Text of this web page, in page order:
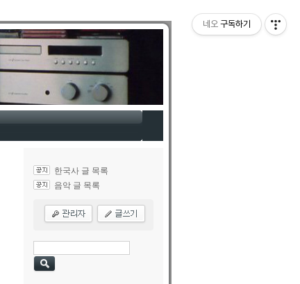
한국사 글 목록
음악 글 목록
네오 구독하기